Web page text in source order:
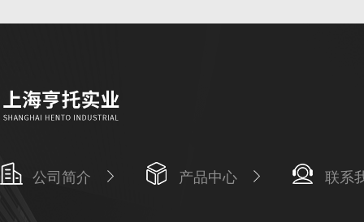
公司简介 产品中心 联系